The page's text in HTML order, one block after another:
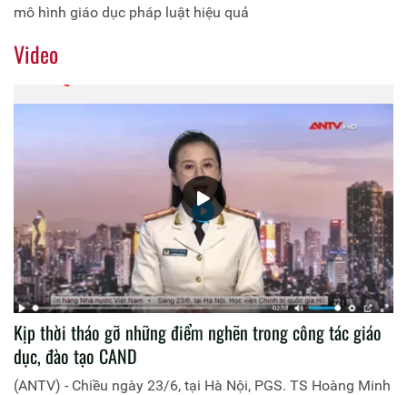
mô hình giáo dục pháp luật hiệu quả
Video
Kịp thời tháo gỡ những điểm nghẽn trong công tác giáo
dục, đào tạo CAND
(ANTV) - Chiều ngày 23/6, tại Hà Nội, PGS. TS Hoàng Minh